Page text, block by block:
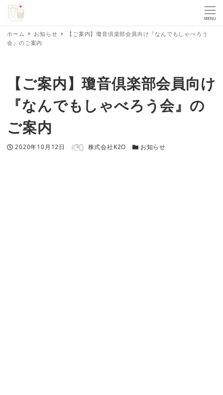
MENU
ホーム お知らせ
【ご案内】瓊音倶楽部会員向け『なんでもしゃべろう
会』のご案内
【ご案内】瓊音倶楽部会員向け
『なんでもしゃべろう会』の
ご案内
投稿日
2020年10月12日 著者 株式会社K2O カテゴリー
お知らせ